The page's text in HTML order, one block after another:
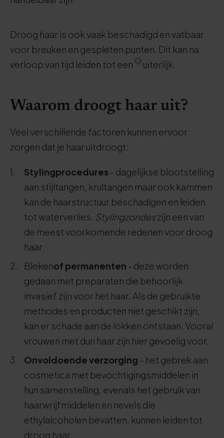
Droog haar is ook vaak beschadigd en vatbaar
voor breuken en gespleten punten. Dit kan na
verloop van tijd leiden tot een
uiterlijk.
Waarom droogt haar uit?
Veel verschillende factoren kunnen ervoor
zorgen dat je haar uitdroogt:
Stylingprocedures - dagelijkse blootstelling
aan stijltangen, krultangen maar ook kammen
kan de haarstructuur beschadigen en leiden
tot waterverlies. Stylingzondeszijn een van
de meest voorkomende redenen voor droog
haar.
Blekenof permanenten - deze worden
gedaan met preparaten die behoorlijk
invasief zijn voor het haar. Als de gebruikte
methodes en producten niet geschikt zijn,
kan er schade aan de lokken ontstaan. Vooral
vrouwen met dun haar zijn hier gevoelig voor.
Onvoldoende verzorging - het gebrek aan
cosmetica met bevochtigingsmiddelen in
hun samenstelling, evenals het gebruik van
haarwrijfmiddelen en nevels die
ethylalcoholen bevatten, kunnen leiden tot
droog haar.